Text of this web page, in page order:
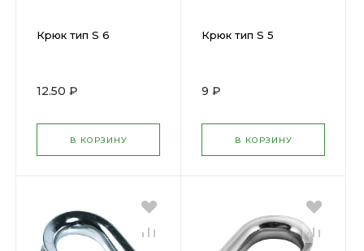
Крюк тип S 6
12.50 ₽
В КОРЗИНУ
Крюк тип S 5
9 ₽
В КОРЗИНУ